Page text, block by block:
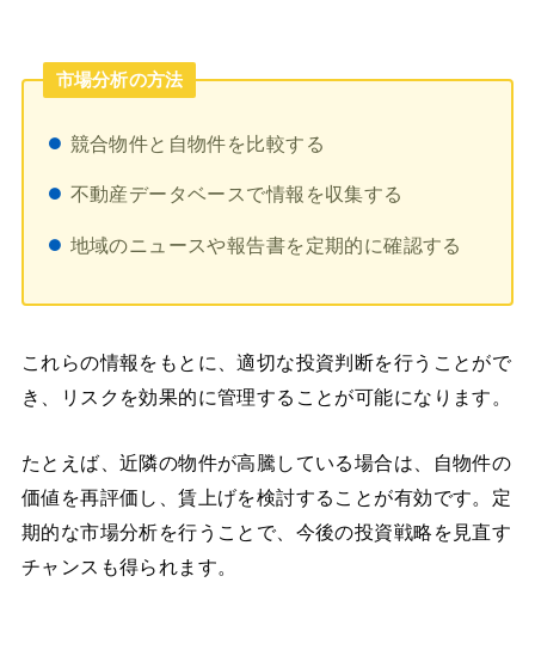
市場分析の方法
競合物件と自物件を比較する
不動産データベースで情報を収集する
地域のニュースや報告書を定期的に確認する
これらの情報をもとに、適切な投資判断を行うことがで
き、リスクを効果的に管理することが可能になります。
たとえば、近隣の物件が高騰している場合は、自物件の
価値を再評価し、賃上げを検討することが有効です。定
期的な市場分析を行うことで、今後の投資戦略を見直す
チャンスも得られます。